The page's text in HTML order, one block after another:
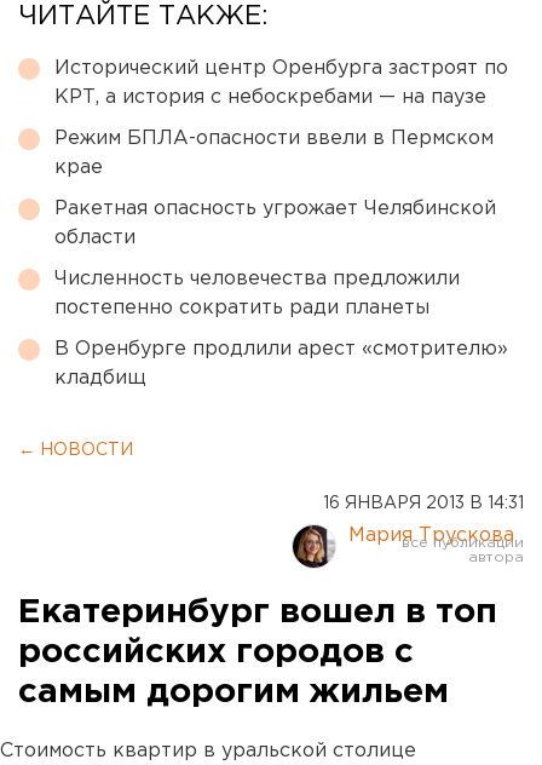
ЧИТАЙТЕ ТАКЖЕ:
Исторический центр Оренбурга застроят по
КРТ, а история с небоскребами — на паузе
Режим БПЛА-опасности ввели в Пермском
крае
Ракетная опасность угрожает Челябинской
области
Численность человечества предложили
постепенно сократить ради планеты
В Оренбурге продлили арест «смотрителю»
кладбищ
← НОВОСТИ
16 ЯНВАРЯ 2013 В 14:31
Мария Трускова
Екатеринбург вошел в топ
российских городов с
самым дорогим жильем
Стоимость квартир в уральской столице